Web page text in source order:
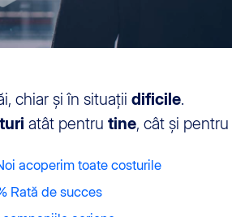
chiar și în situații dificile.
atât pentru tine, cât și pentru
acoperim toate costurile
Rată de succes